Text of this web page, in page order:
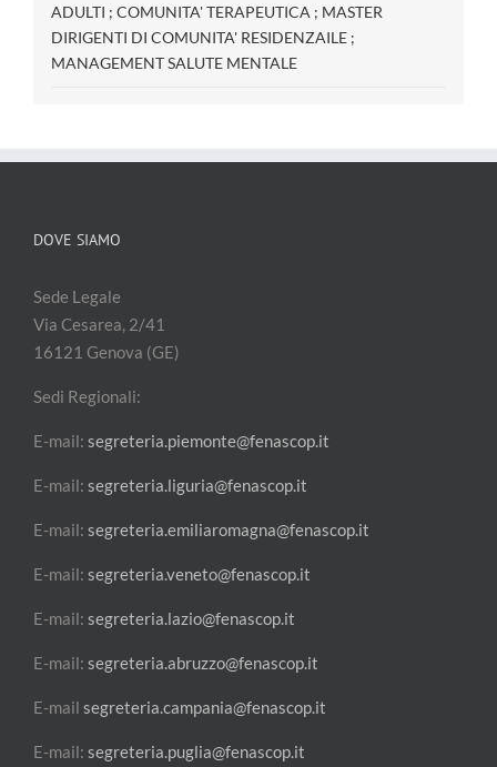
ADULTI ; COMUNITA' TERAPEUTICA ; MASTER
DIRIGENTI DI COMUNITA' RESIDENZAILE ;
MANAGEMENT SALUTE MENTALE
DOVE SIAMO
Sede Legale
Via Cesarea, 2/41
16121 Genova (GE)
Sedi Regionali:
E-mail: segreteria.piemonte@fenascop.it
E-mail: segreteria.liguria@fenascop.it
E-mail: segreteria.emiliaromagna@fenascop.it
E-mail: segreteria.veneto@fenascop.it
E-mail: segreteria.lazio@fenascop.it
E-mail: segreteria.abruzzo@fenascop.it
E-mail segreteria.campania@fenascop.it
E-mail: segreteria.puglia@fenascop.it